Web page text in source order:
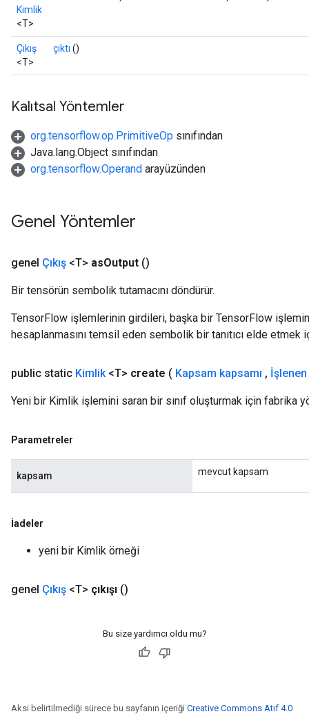
Kimlik
<T>
Çıkış
<T>
çıktı ()
Kalıtsal Yöntemler
org.tensorflow.op.PrimitiveOp sınıfından
Java.lang.Object sınıfından
org.tensorflow.Operand arayüzünden
Genel Yöntemler
genel Çıkış <T> asOutput ()
Bir tensörün sembolik tutamacını döndürür.
TensorFlow işlemlerinin girdileri, başka bir TensorFlow
hesaplanmasını temsil eden sembolik bir tanıtıcı elde etmek
public static Kimlik<T> create ( Kapsam kapsamı , İşlenen
Yeni bir Kimlik işlemini saran bir sınıf oluşturmak için fabrika
Parametreler
kapsam mevcut kapsam
İadeler
yeni bir Kimlik örneği
genel Çıkış <T> çıkışı ()
Bu size yardımcı oldu mu?
Aksi belirtilmediği sürece bu sayfanın içeriği Creative Commons Atıf 4.0